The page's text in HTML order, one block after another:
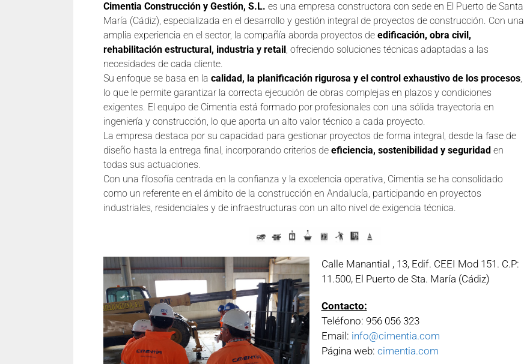
Cimentia Construcción y Gestión, S.L. es una empresa constructora con sede en El Puerto de Santa
María (Cádiz), especializada en el desarrollo y gestión integral de proyectos de construcción. Con una
amplia experiencia en el sector, la compañía aborda proyectos de edificación, obra civil,
rehabilitación estructural, industria y retail , ofreciendo soluciones técnicas adaptadas a las
necesidades de cada cliente.
Su enfoque se basa en la calidad, la planificación rigurosa y el control exhaustivo de los procesos,
lo que le permite garantizar la correcta ejecución de obras complejas en plazos y condiciones
exigentes. El equipo de Cimentia está formado por profesionales con una sólida trayectoria en
ingeniería y construcción, lo que aporta un alto valor técnico a cada proyecto.
La empresa destaca por su capacidad para gestionar proyectos de forma integral, desde la fase de
diseño hasta la entrega final, incorporando criterios de eficiencia, sostenibilidad y seguridad en
todas sus actuaciones.
Con una filosofía centrada en la confianza y la excelencia operativa, Cimentia se ha consolidado
como un referente en el ámbito de la construcción en Andalucía, participando en proyectos
industriales, residenciales y de infraestructuras con un alto nivel de exigencia técnica.
Calle Manantial , 13, Edif. CEEI Mod 151. C.P:
11.500, El Puerto de Sta. María (Cádiz)
Contacto:
Teléfono: 956 056 323
Email: info@cimentia.com
Página web: cimentia.com